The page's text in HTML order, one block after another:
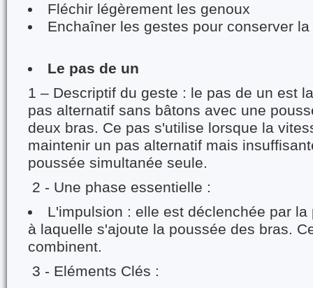
Fléchir légèrement les genoux
Enchaîner les gestes pour conserver
Le pas de un
1 – Descriptif du geste : le pas de un est
pas alternatif sans bâtons avec une
deux bras. Ce pas s'utilise lorsque la
maintenir un pas alternatif mais
poussée simultanée seule.
2 - Une phase essentielle :
L'impulsion : elle est déclenchée par
à laquelle s'ajoute la poussée des bras.
combinent.
3 - Eléments Clés :